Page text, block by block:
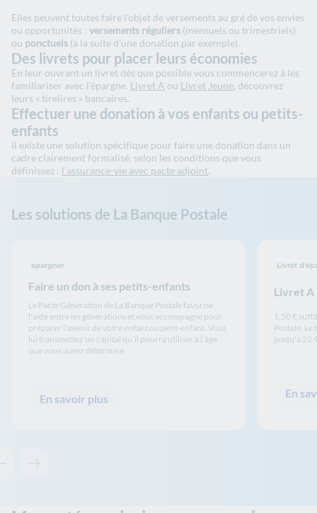
Elles peuvent toutes faire l’objet de versements au gré de vos envies
ou opportunités : versements réguliers (mensuels ou trimestriels)
ou ponctuels (à la suite d’une donation par exemple).
Des livrets pour placer leurs économies
En leur ouvrant un livret dès que possible vous commencerez à les
familiariser avec l’épargne. Livret A ou Livret Jeune, découvrez
leurs « tirelires » bancaires.
Effectuer une donation à vos enfants ou petits-
enfants
Il existe une solution spécifique pour faire une donation dans un
cadre clairement formalisé, selon les conditions que vous
définissez : l’assurance-vie avec pacte adjoint.
Les solutions de La Banque Postale
Faire un don à ses petits-enfants
epargner
Le Pacte Génération de La Banque Postale favorise
l'aide entre les générations et vous accompagne pour
préparer l'avenir de votre enfant ou petit-enfant. Vous
lui transmettez un capital qu'il pourra utiliser à l'âge
que vous aurez déterminé.
En savoir plus
Livret A
Livret
1,50 €
Postale. Le
jusqu'à 22
En
Contenu précédent - Les solutions de La Banque Postale
Contenu suivant - Les solutions de La Banque Postale